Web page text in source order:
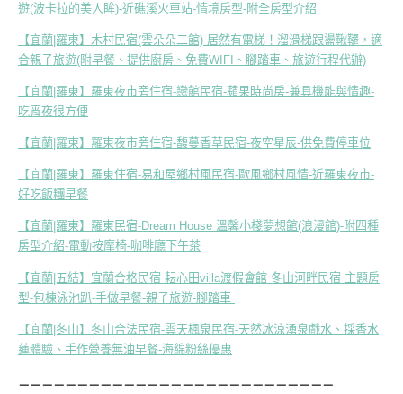
遊(波卡拉的美人眸)-近礁溪火車站-情境房型-附全房型介紹
【宜蘭|羅東】木村民宿(雲朵朵二館)-居然有電梯！溜滑梯跟盪鞦韆，適
合親子旅遊(附早餐、提供廚房、免費WIFI、腳踏車、旅遊行程代辦)
【宜蘭|羅東】羅東夜市旁住宿-戀館民宿-蘋果時尚房-兼具機能與情趣-
吃宵夜很方便
【宜蘭|羅東】羅東夜市旁住宿-馥蔓香草民宿-夜空星辰-供免費停車位
【宜蘭|羅東】羅東住宿-易和屋鄉村風民宿-歐風鄉村風情-近羅東夜市-
好吃飯糰早餐
【宜蘭|羅東】羅東民宿-Dream House 溫馨小棧夢想館(浪漫館)-附四種
房型介紹-電動按摩椅-咖啡廳下午茶
【宜蘭|五結】宜蘭合格民宿-耘心田villa渡假會館-冬山河畔民宿-主題房
型-包棟泳池趴-手做早餐-親子旅遊-腳踏車
【宜蘭|冬山】冬山合法民宿-雲天楓泉民宿-天然冰涼湧泉戲水、採香水
蓮體驗、手作營養無油早餐-海綿粉絲優惠
－－－－－－－－－－－－－－－－－－－－－－－－－－－